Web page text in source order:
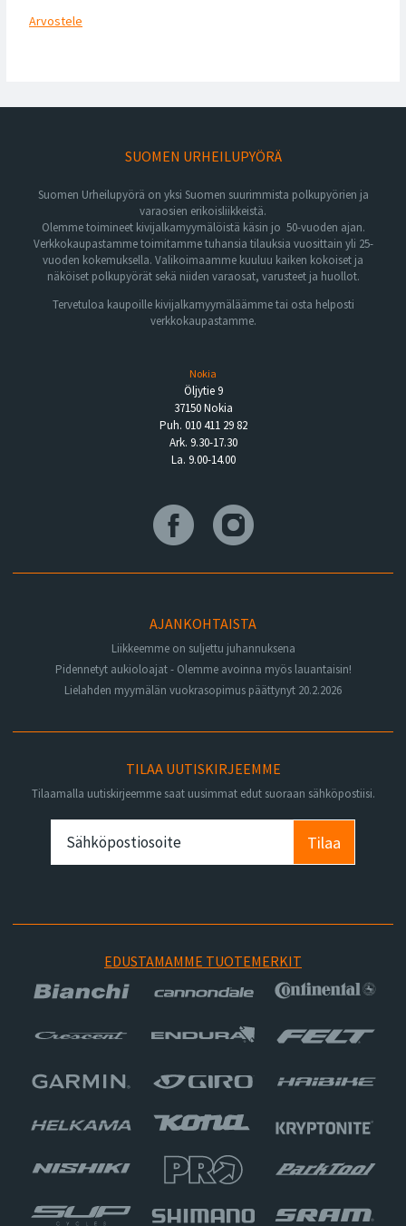
Arvostele
SUOMEN URHEILUPYÖRÄ
Suomen Urheilupyörä on yksi Suomen suurimmista polkupyörien ja
varaosien erikoisliikkeistä.
Olemme toimineet kivijalkamyymälöistä käsin jo 50-vuoden ajan.
Verkkokaupastamme toimitamme tuhansia tilauksia vuosittain yli 25-
vuoden kokemuksella. Valikoimaamme kuuluu kaiken kokoiset ja
näköiset polkupyörät sekä niiden varaosat, varusteet ja huollot.
Tervetuloa kaupoille kivijalkamyymäläämme tai osta helposti
verkkokaupastamme.
Nokia
Öljytie 9
37150 Nokia
Puh. 010 411 29 82
Ark. 9.30-17.30
La. 9.00-14.00
AJANKOHTAISTA
Liikkeemme on suljettu juhannuksena
Pidennetyt aukioloajat - Olemme avoinna myös lauantaisin!
Lielahden myymälän vuokrasopimus päättynyt 20.2.2026
TILAA UUTISKIRJEEMME
Tilaamalla uutiskirjeemme saat uusimmat edut suoraan sähköpostiisi.
Tilaa
EDUSTAMAMME TUOTEMERKIT